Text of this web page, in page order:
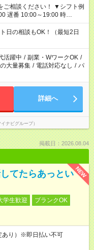
ください！ ▼シフト例
遅番 10:00～19:00 時
タートがいい」 「お昼の時
があれば教えてください
日の相談もOK！（最短2日
活躍中 / 副業・WワークOK /
大量募集 / 電話対応なし / パ
詳細へ
ナビグループ）
掲載日：2026.08.04
NEW
てたらあっとい
学生歓迎
ブランクOK
り）※即日払い不可